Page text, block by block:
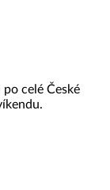
celé České